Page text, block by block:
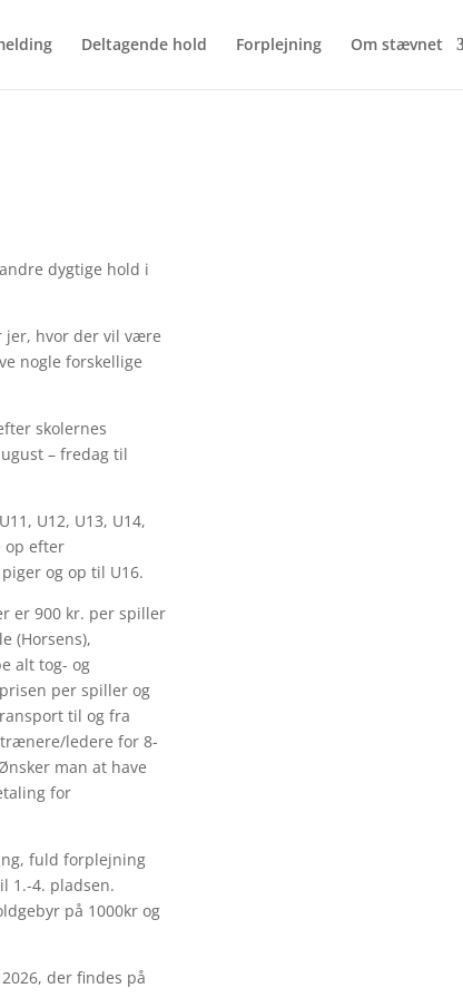
Deltagende hold Forplejning Om stævnet
dygtige hold i
jer, hvor der vil være
nogle forskellige
skolernes
– fredag til
U12, U13, U14,
op efter
og op til U16.
er 900 kr. per spiller
(Horsens),
alt tog- og
per spiller og
til og fra
ledere for 8-
man at have
for
fuld forplejning
1.-4. pladsen.
på 1000kr og
der findes på